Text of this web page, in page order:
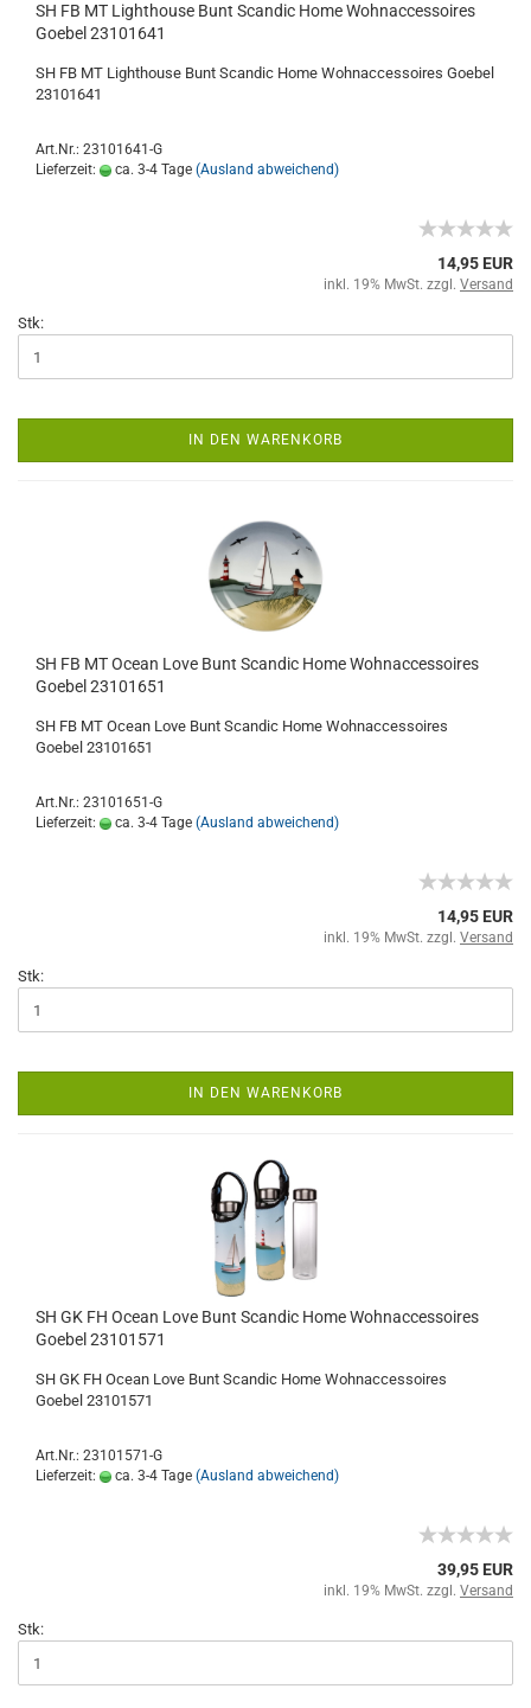
SH FB MT Lighthouse Bunt Scandic Home Wohnaccessoires
Goebel 23101641
SH FB MT Lighthouse Bunt Scandic Home Wohnaccessoires Goebel
23101641
Art.Nr.: 23101641-G
Lieferzeit:
ca. 3-4 Tage (Ausland abweichend)
14,95 EUR
inkl. 19% MwSt. zzgl. Versand
Stk:
IN DEN WARENKORB
SH FB MT Ocean Love Bunt Scandic Home Wohnaccessoires
Goebel 23101651
SH FB MT Ocean Love Bunt Scandic Home Wohnaccessoires
Goebel 23101651
Art.Nr.: 23101651-G
Lieferzeit:
ca. 3-4 Tage (Ausland abweichend)
14,95 EUR
inkl. 19% MwSt. zzgl. Versand
Stk:
IN DEN WARENKORB
SH GK FH Ocean Love Bunt Scandic Home Wohnaccessoires
Goebel 23101571
SH GK FH Ocean Love Bunt Scandic Home Wohnaccessoires
Goebel 23101571
Art.Nr.: 23101571-G
Lieferzeit:
ca. 3-4 Tage (Ausland abweichend)
39,95 EUR
inkl. 19% MwSt. zzgl. Versand
Stk: